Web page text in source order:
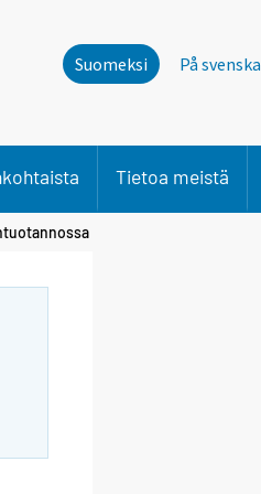
Suomeksi På svenska
Tietoa meistä